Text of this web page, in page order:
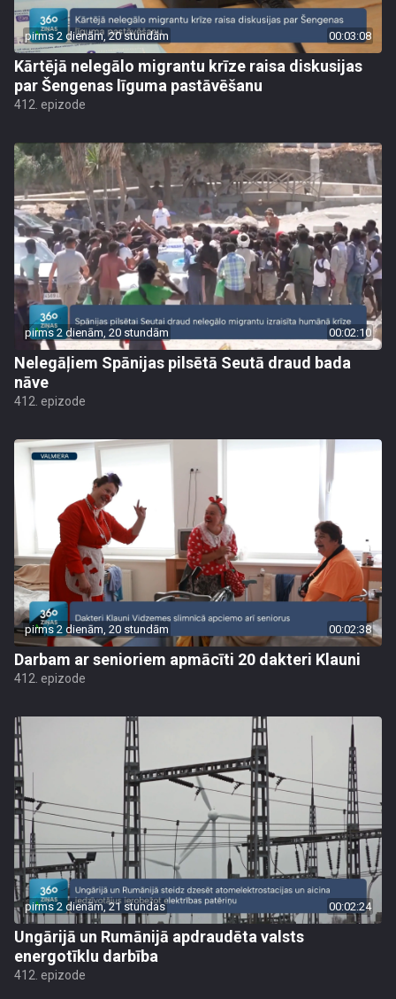
pirms 2 dienām, 20 stundām 00:03:08
Kārtējā nelegālo migrantu krīze raisa diskusijas
par Šengenas līguma pastāvēšanu
412. epizode
pirms 2 dienām, 20 stundām 00:02:10
Nelegāļiem Spānijas pilsētā Seutā draud bada
nāve
412. epizode
pirms 2 dienām, 20 stundām 00:02:38
Darbam ar senioriem apmācīti 20 dakteri Klauni
412. epizode
pirms 2 dienām, 21 stundas 00:02:24
Ungārijā un Rumānijā apdraudēta valsts
energotīklu darbība
412. epizode